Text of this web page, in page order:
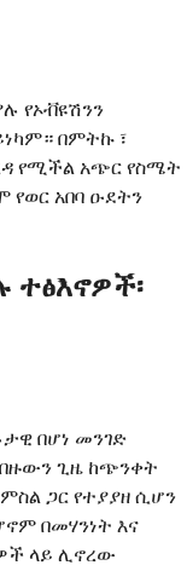
የኦቭዩሽንን
በምትኩ ፣
የሚችል አጭር የስሜት
የወር አበባ ዑደትን
በሆነ መንገድ
ጊዜ ከጭንቀት
ጋር የተያያዘ ሲሆን
በመሃንነት እና
ላይ ሊኖረው